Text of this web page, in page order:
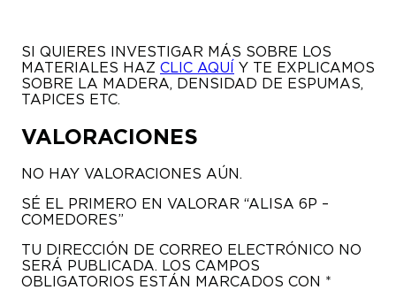
SI QUIERES INVESTIGAR MÁS SOBRE LOS
MATERIALES HAZ CLIC AQUÍ Y TE EXPLICAMOS
SOBRE LA MADERA, DENSIDAD DE ESPUMAS,
TAPICES ETC.
VALORACIONES
NO HAY VALORACIONES AÚN.
SÉ EL PRIMERO EN VALORAR “ALISA 6P –
COMEDORES”
TU DIRECCIÓN DE CORREO ELECTRÓNICO NO
SERÁ PUBLICADA. LOS CAMPOS
OBLIGATORIOS ESTÁN MARCADOS CON *